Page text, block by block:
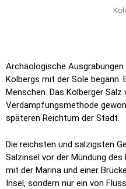
Archäologische Ausgrabungen
Kolbergs mit der Sole begann.
Menschen. Das Kolberger
Verdampfungsmethode
späteren Reichtum der Stadt.
Die reichsten und salzigsten
Salzinsel vor der Mündung
mit der Marina und einer
Insel, sondern nur ein von